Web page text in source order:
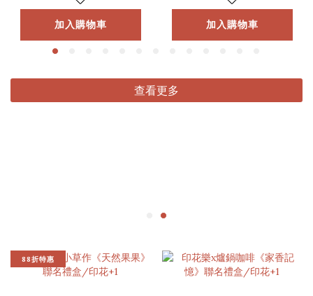
加入購物車 加入購物車
查看更多
88折特惠